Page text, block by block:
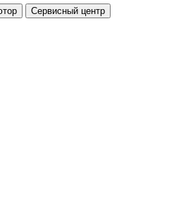
Сервисный центр